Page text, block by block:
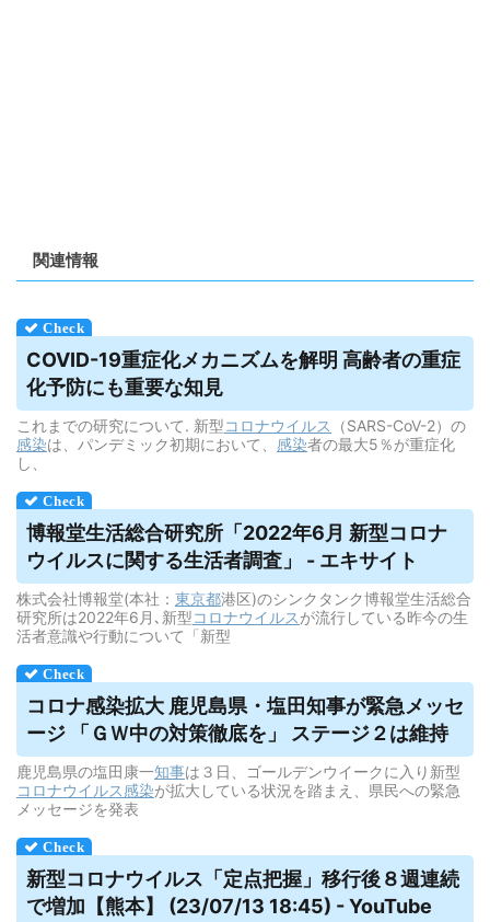
関連情報
COVID-19重症化メカニズムを解明 高齢者の重症
化予防にも重要な知見
これまでの研究について. 新型コロナウイルス
（SARS-CoV-2）の
感染は、パンデミック初期において、 感染者の最大5％が重症化
し、
博報堂生活総合研究所「2022年6月 新型コロナ
ウイルスに関する生活者調査」 - エキサイト
株式会社博報堂(本社： 東京都港区)のシンクタンク博報堂生活総合
研究所は2022年6月､新型コロナウイルスが流行している昨今の生
活者意識や行動について「新型
コロナ感染拡大 鹿児島県・塩田知事が緊急メッセ
ージ 「ＧＷ中の対策徹底を」 ステージ２は維持
鹿児島県の塩田康一知事は３日、ゴールデンウイークに入り新型
コロナウイルス感染が拡大している状況を踏まえ、県民への緊急
メッセージを発表
新型コロナウイルス 「定点把握」移行後８週連続
で増加【熊本】 (23/07/13 18:45) - YouTube